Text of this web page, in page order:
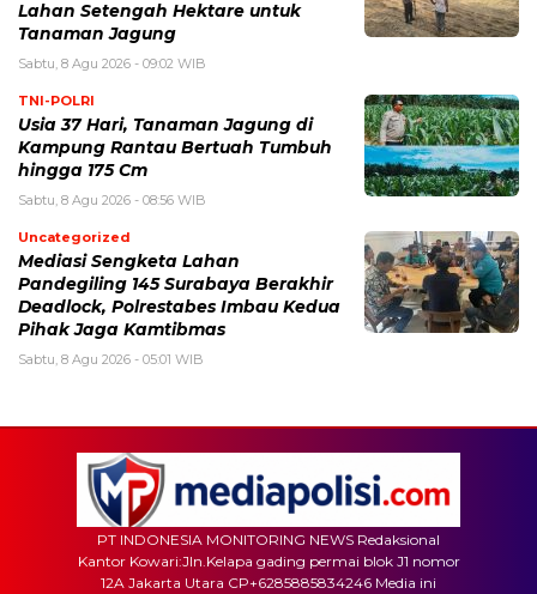
Lahan Setengah Hektare untuk
Tanaman Jagung
Sabtu, 8 Agu 2026 - 09:02 WIB
TNI-POLRI
Usia 37 Hari, Tanaman Jagung di
Kampung Rantau Bertuah Tumbuh
hingga 175 Cm
Sabtu, 8 Agu 2026 - 08:56 WIB
Uncategorized
Mediasi Sengketa Lahan
Pandegiling 145 Surabaya Berakhir
Deadlock, Polrestabes Imbau Kedua
Pihak Jaga Kamtibmas
Sabtu, 8 Agu 2026 - 05:01 WIB
PT INDONESIA MONITORING NEWS Redaksional
Kantor Kowari:Jln.Kelapa gading permai blok J1 nomor
12A Jakarta Utara CP+6285885834246 Media ini